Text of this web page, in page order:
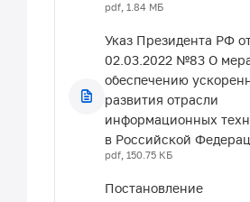
изменений в отдельные
министров Республики
Татарстан по вопросам
преобразования
государственного
в Республике
doc, 78.5 КБ
отношении договора
авторскому праву
doc, 264 КБ
pdf, 1.84 МБ
Указ Президента РФ
02.03.2022 №83 О
обеспечению
развития отрасли
информационных
в Российской
pdf, 150.75 КБ
Постановление